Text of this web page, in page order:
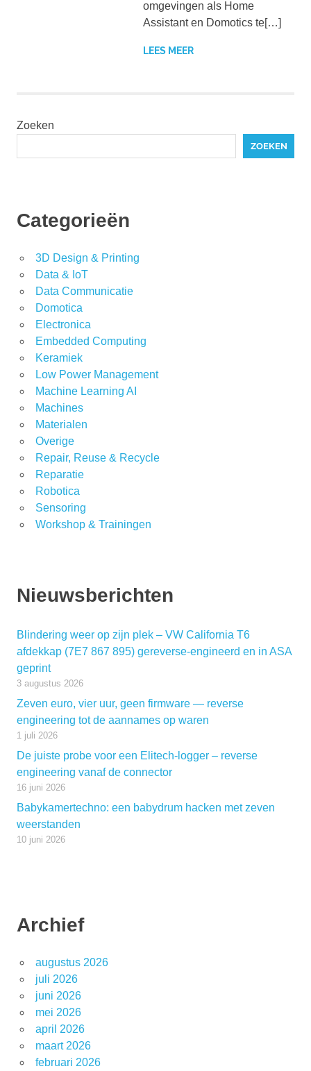
omgevingen als Home
Assistant en Domotics te[…]
LEES MEER
Zoeken
ZOEKEN
Categorieën
3D Design & Printing
Data & IoT
Data Communicatie
Domotica
Electronica
Embedded Computing
Keramiek
Low Power Management
Machine Learning AI
Machines
Materialen
Overige
Repair, Reuse & Recycle
Reparatie
Robotica
Sensoring
Workshop & Trainingen
Nieuwsberichten
Blindering weer op zijn plek – VW California T6
afdekkap (7E7 867 895) gereverse-engineerd en in ASA
geprint
3 augustus 2026
Zeven euro, vier uur, geen firmware — reverse
engineering tot de aannames op waren
1 juli 2026
De juiste probe voor een Elitech-logger – reverse
engineering vanaf de connector
16 juni 2026
Babykamertechno: een babydrum hacken met zeven
weerstanden
10 juni 2026
Archief
augustus 2026
juli 2026
juni 2026
mei 2026
april 2026
maart 2026
februari 2026